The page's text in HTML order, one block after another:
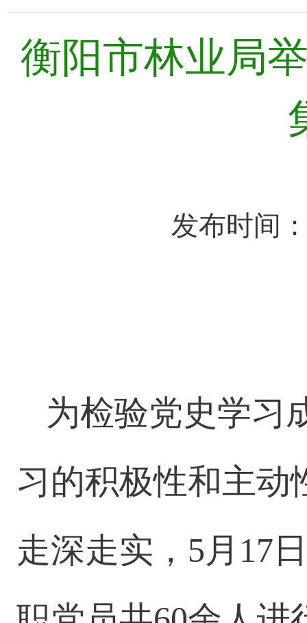
衡阳市林业局
发布时间
为检验党史学习
习的积极性和主动
走深走实，5月17